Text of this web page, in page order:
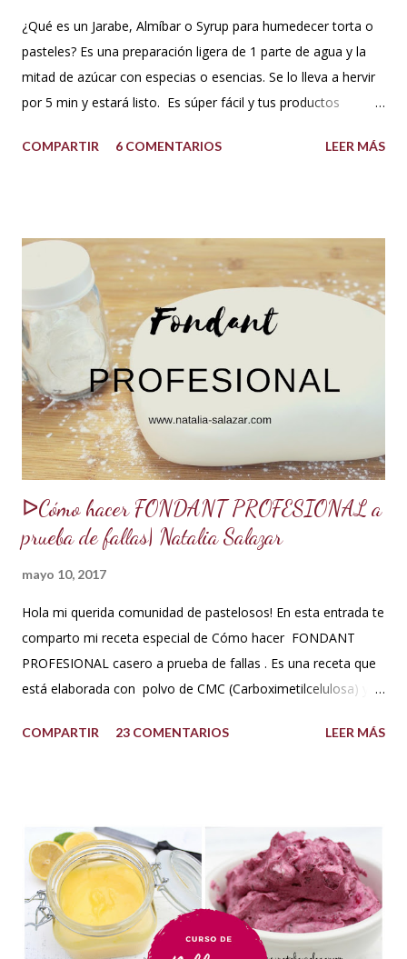
¿Qué es un Jarabe, Almíbar o Syrup para humedecer torta o
pasteles? Es una preparación ligera de 1 parte de agua y la
mitad de azúcar con especias o esencias. Se lo lleva a hervir
por 5 min y estará listo. Es súper fácil y tus productos
USOS: Siempre que hacemos una torta cubierta
porque el producto estaba muy seco al salir del horno o
porque la receta era básica como suelen ser los bizcochuelos
de batido liviano como el Genovés, Angel cake, etc. Así tus
tortas y pasteles te quedarán húmedos y mucho más
sabrosos. Los jarabes pueden ser de diferentes sabores, de
acuerdo a los ingredientes que usemos. Aquí te comparto
una...
COMPARTIR 6 COMENTARIOS LEER MÁS
ᐅCómo hacer FONDANT PROFESIONAL a
prueba de fallas| Natalia Salazar
mayo 10, 2017
Hola mi querida comunidad de pastelosos! En esta entrada te
comparto mi receta especial de Cómo hacer FONDANT
PROFESIONAL casero a prueba de fallas . Es una receta que
está elaborada con polvo de CMC (Carboximetilcelulosa) y
que le aportan a la masa elasticidad, firmeza y le ayudan a
maíz o miel de Karo (1/2 taza). Y para climas cálidos usar
Glucosa, la misma cantidad. *7.5 ml de CMC o Tylose *2.5
ml de goma Xantana (Xanthan gum) *1 cucharada de 15 ml
de manteca blanca hidrogenada tipo Crisco o 10 gramos *75
ml de agua o 5 cucharadas de 15 ml *Esencia de almendras
COMPARTIR 23 COMENTARIOS LEER MÁS